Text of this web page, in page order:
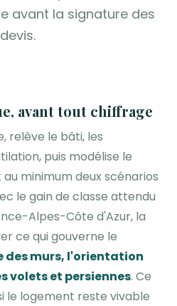
avant la signature des
devis.
avant tout chiffrage
relève le bâti, les
puis modélise le
minimum deux scénarios
le gain de classe attendu
Alpes-Côte d'Azur, la
ce qui gouverne le
des murs, l'orientation
volets et persiennes. Ce
le logement reste vivable